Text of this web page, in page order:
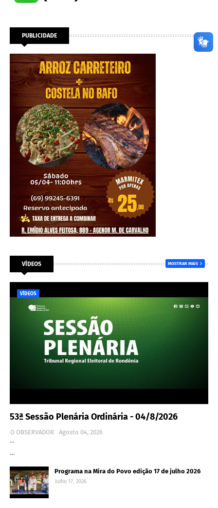
PUBLICIDADE
VÍDEOS MOSTRAR MAIS
VÍDEOS
53ª Sessão Plenária Ordinária - 04/8/2026
O OBSERVADOR
Agosto 04, 2026
…
…
Programa na Mira do Povo edição 17 de julho 2026
Julho 17, 2026